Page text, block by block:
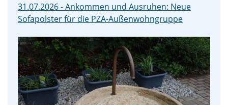
31.07.2026 - Ankommen und Ausruhen: Neue
Sofapolster für die PZA-Außenwohngruppe